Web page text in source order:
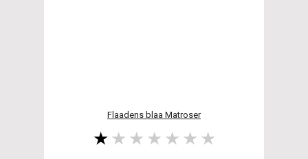
Flaadens blaa Matroser